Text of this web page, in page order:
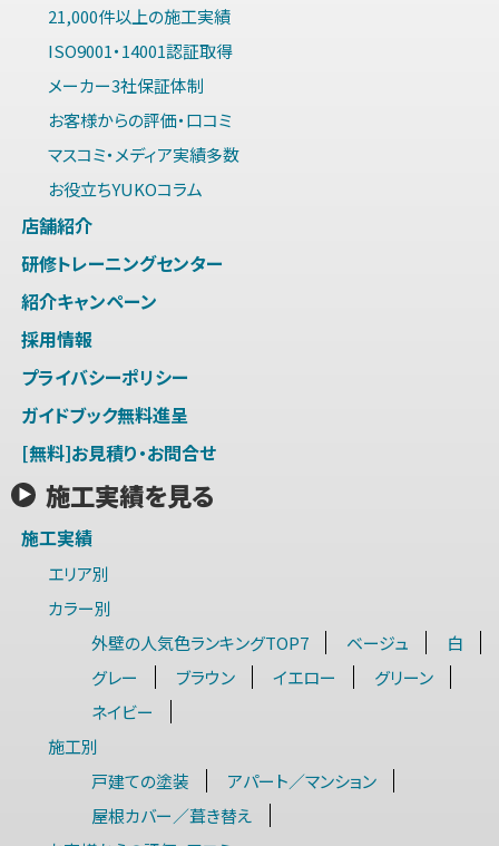
21,000件以上の施工実績
ISO9001・14001認証取得
メーカー3社保証体制
お客様からの評価・口コミ
マスコミ・メディア実績多数
お役立ちYUKOコラム
店舗紹介
研修トレーニングセンター
紹介キャンペーン
採用情報
プライバシーポリシー
ガイドブック無料進呈
[無料]お見積り・お問合せ
施工実績を見る
施工実績
エリア別
カラー別
外壁の人気色ランキングTOP7
ベージュ
白
グレー
ブラウン イエロー
グリーン
ネイビー
施工別
戸建ての塗装
アパート／マンション
屋根カバー／葺き替え